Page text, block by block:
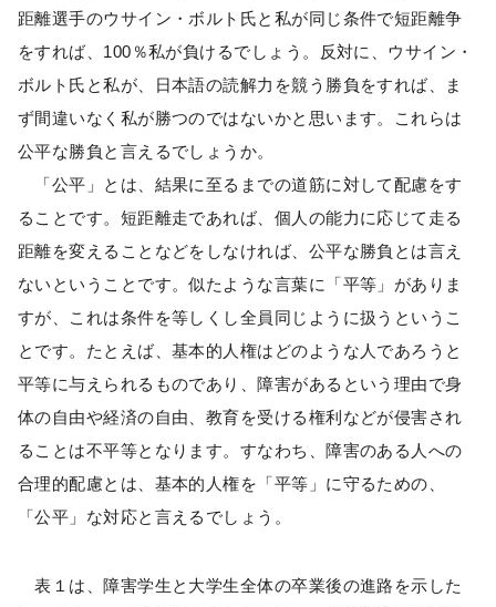
距離選手のウサイン・ボルト氏と私が同じ条件で短距離争
をすれば、100％私が負けるでしょう。反対に、ウサイン・
ボルト氏と私が、日本語の読解力を競う勝負をすれば、ま
ず間違いなく私が勝つのではないかと思います。これらは
公平な勝負と言えるでしょうか。
「公平」とは、結果に至るまでの道筋に対して配慮をす
ることです。短距離走であれば、個人の能力に応じて走る
距離を変えることなどをしなければ、公平な勝負とは言え
ないということです。似たような言葉に「平等」がありま
すが、これは条件を等しくし全員同じように扱うというこ
とです。たとえば、基本的人権はどのような人であろうと
平等に与えられるものであり、障害があるという理由で身
体の自由や経済の自由、教育を受ける権利などが侵害され
ることは不平等となります。すなわち、障害のある人への
合理的配慮とは、基本的人権を「平等」に守るための、
「公平」な対応と言えるでしょう。
表１は、障害学生と大学生全体の卒業後の進路を示した